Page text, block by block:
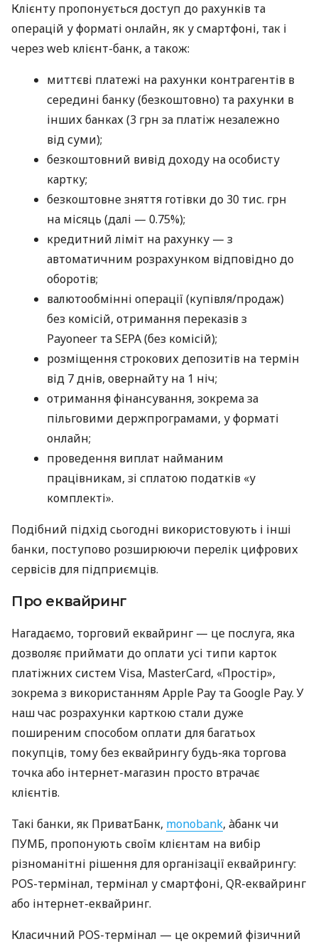
Клієнту пропонується доступ до рахунків та
операцій у форматі онлайн, як у смартфоні, так і
через web клієнт-банк, а також:
миттєві платежі на рахунки контрагентів в
середині банку (безкоштовно) та рахунки в
інших банках (3 грн за платіж незалежно
від суми);
безкоштовний вивід доходу на особисту
картку;
безкоштовне зняття готівки до 30 тис. грн
на місяць (далі — 0.75%);
кредитний ліміт на рахунку — з
автоматичним розрахунком відповідно до
оборотів;
валютообмінні операції (купівля/продаж)
без комісій, отримання переказів з
Payoneer та SEPA (без комісій);
розміщення строкових депозитів на термін
від 7 днів, овернайту на 1 ніч;
отримання фінансування, зокрема за
пільговими держпрограмами, у форматі
онлайн;
проведення виплат найманим
працівникам, зі сплатою податків «у
комплекті».
Подібний підхід сьогодні використовують і інші
банки, поступово розширюючи перелік цифрових
сервісів для підприємців.
Про еквайринг
Нагадаємо, торговий еквайринг — це послуга, яка
дозволяє приймати до оплати усі типи карток
платіжних систем Visa, MasterCard, «Простір»,
зокрема з використанням Apple Pay та Google Pay. У
наш час розрахунки карткою стали дуже
поширеним способом оплати для багатьох
покупців, тому без еквайрингу будь-яка торгова
точка або інтернет-магазин просто втрачає
клієнтів.
Такі банки, як ПриватБанк, monobank, àбанк чи
ПУМБ, пропонують своїм клієнтам на вибір
різноманітні рішення для організації еквайрингу:
POS-термінал, термінал у смартфоні, QR-еквайринг
або інтернет-еквайринг.
Класичний POS-термінал — це окремий фізичний